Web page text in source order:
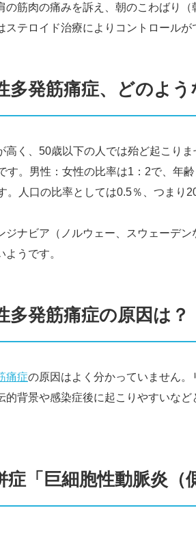
の筋肉の痛みを訴え、朝のこわばり
ステロイド治療によりコントロールが
多発筋痛症、どのよ
高く、50歳以下の人では殆ど起こりま
す。男性：女性の比率は1：2で、年
。人口の比率としては0.5％、つまり
ジナビア（ノルウェー、スウェーデ
ようです。
多発筋痛症の原因は？
痛症の原因はよく分かっていません
的背景や感染症後に起こりやすいな
症「巨細胞性動脈炎（